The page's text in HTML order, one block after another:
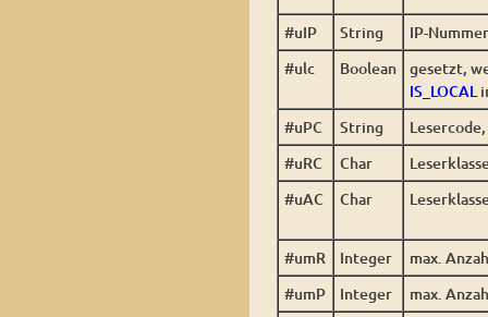
#uIP String
IP-
#ulc
Boolean
gesetzt,
IS_LOCAL
#uPC
String
#uRC
Char
#uAC
Char
#umR Integer
max.
#umP
Integer
max.